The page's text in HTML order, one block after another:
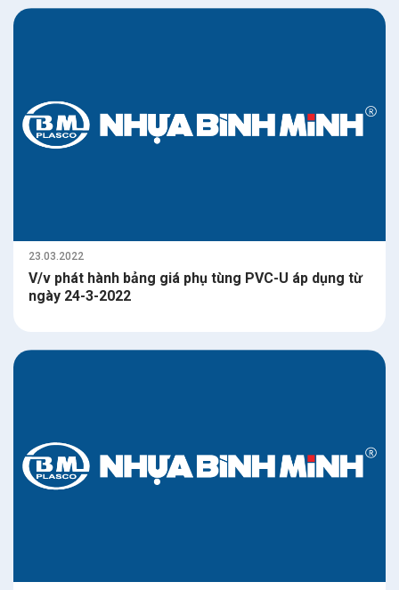
23.03.2022
V/v phát hành bảng giá phụ tùng PVC-U áp dụng từ
ngày 24-3-2022